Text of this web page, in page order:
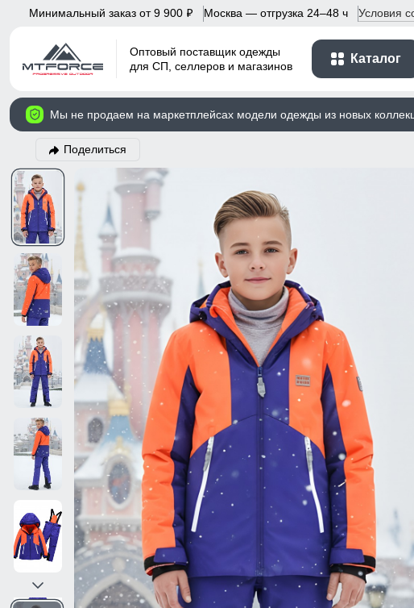
Минимальный заказ от 9 900 p Москва — отгрузка 24–48 ч Условия
Оптовый поставщик одежды
для СП, селлеров и магазинов
Каталог
Мы не продаем на маркетплейсах модели одежды из новых
Поделиться